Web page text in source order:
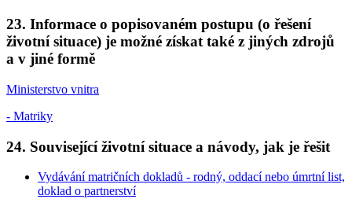
23. Informace o popisovaném postupu (o řešení
životní situace) je možné získat také z jiných zdrojů
a v jiné formě
Ministerstvo vnitra
- Matriky
24. Související životní situace a návody, jak je řešit
Vydávání matričních dokladů - rodný, oddací nebo úmrtní list,
doklad o partnerství